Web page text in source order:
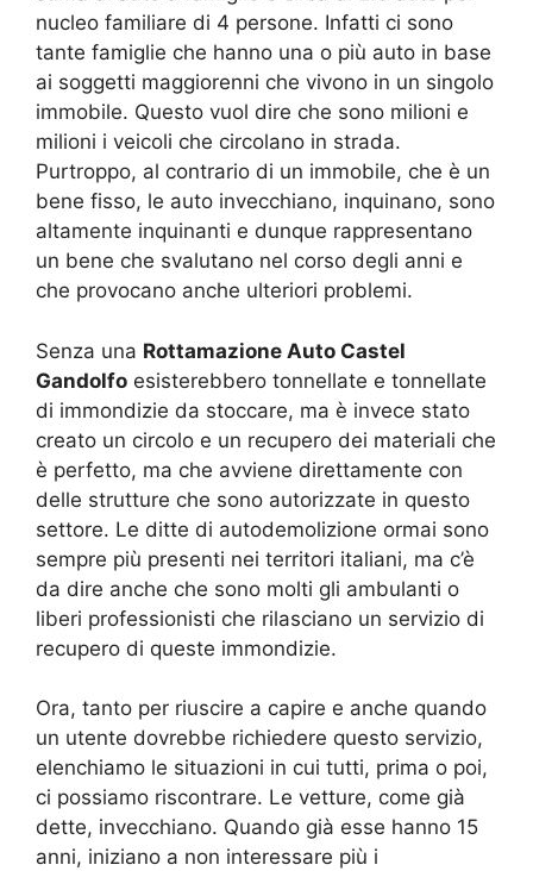
nucleo familiare di 4 persone. Infatti ci sono
tante famiglie che hanno una o più auto in base
ai soggetti maggiorenni che vivono in un singolo
immobile. Questo vuol dire che sono milioni e
milioni i veicoli che circolano in strada.
Purtroppo, al contrario di un immobile, che è un
bene fisso, le auto invecchiano, inquinano, sono
altamente inquinanti e dunque rappresentano
un bene che svalutano nel corso degli anni e
che provocano anche ulteriori problemi.
Senza una Rottamazione Auto Castel
Gandolfo esisterebbero tonnellate e tonnellate
di immondizie da stoccare, ma è invece stato
creato un circolo e un recupero dei materiali che
è perfetto, ma che avviene direttamente con
delle strutture che sono autorizzate in questo
settore. Le ditte di autodemolizione ormai sono
sempre più presenti nei territori italiani, ma c’è
da dire anche che sono molti gli ambulanti o
liberi professionisti che rilasciano un servizio di
recupero di queste immondizie.
Ora, tanto per riuscire a capire e anche quando
un utente dovrebbe richiedere questo servizio,
elenchiamo le situazioni in cui tutti, prima o poi,
ci possiamo riscontrare. Le vetture, come già
dette, invecchiano. Quando già esse hanno 15
anni, iniziano a non interessare più i